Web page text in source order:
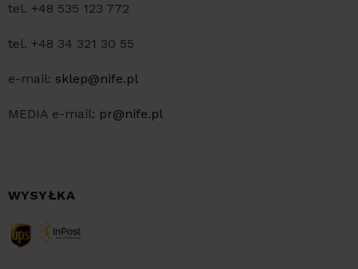
tel. +48 535 123 772
tel. +48 34 321 30 55
e-mail: sklep@nife.pl
MEDIA e-mail: pr@nife.pl
WYSYŁKA